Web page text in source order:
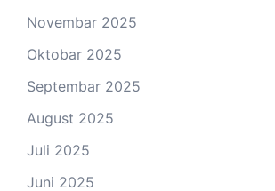
Novembar 2025
Oktobar 2025
Septembar 2025
August 2025
Juli 2025
Juni 2025